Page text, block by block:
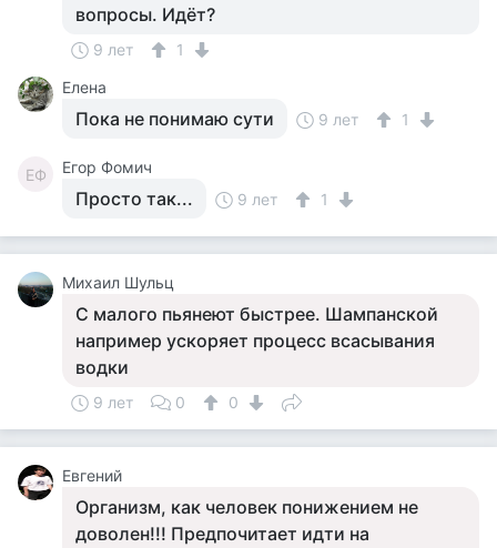
вопросы. Идёт?
9 лет
1
Елена
Пока не понимаю сути 9 лет 1
ЕФ Егор Фомич
Просто так... 9 лет 1
Михаил Шульц
С малого пьянеют быстрее. Шампанской
например ускоряет процесс всасывания
водки
9 лет 0 0
Евгений
Организм, как человек понижением не
доволен!!! Предпочитает идти на